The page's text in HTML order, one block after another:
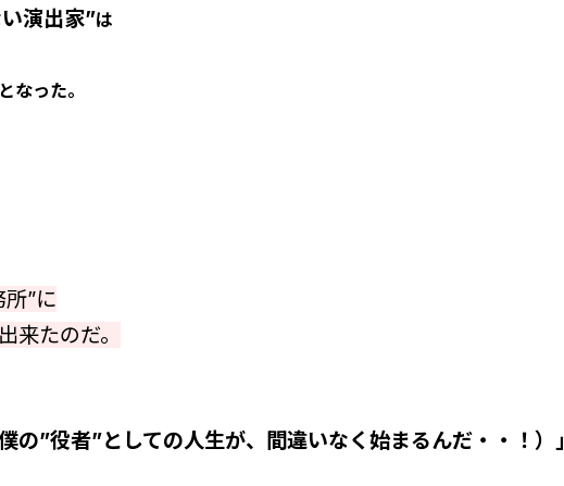
演出家”は
となった。
”に
来たのだ。
の”役者”としての人生が、間違いなく始まるんだ・・！）」